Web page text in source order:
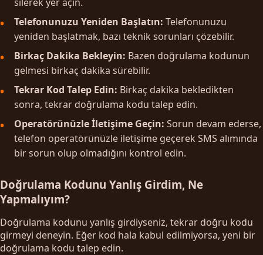
Telefonunuzu Yeniden Başlatın: Telefonunuzu
yeniden başlatmak, bazı teknik sorunları çözebilir.
Birkaç Dakika Bekleyin: Bazen doğrulama kodunun
gelmesi birkaç dakika sürebilir.
Tekrar Kod Talep Edin: Birkaç dakika bekledikten
sonra, tekrar doğrulama kodu talep edin.
Operatörünüzle İletişime Geçin: Sorun devam ederse,
telefon operatörünüzle iletişime geçerek SMS alımında
bir sorun olup olmadığını kontrol edin.
Doğrulama Kodunu Yanlış Girdim, Ne
Yapmalıyım?
Doğrulama kodunu yanlış girdiyseniz, tekrar doğru kodu
girmeyi deneyin. Eğer kod hala kabul edilmiyorsa, yeni bir
doğrulama kodu talep edin.